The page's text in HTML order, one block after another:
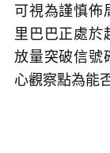
可視為謹慎佈
里巴巴正處於
放量突破信號
心觀察點為能